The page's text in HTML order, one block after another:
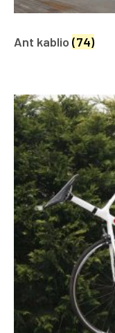
Ant kablio (74)